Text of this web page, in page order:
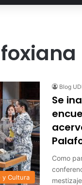
y Cultura
Blog
Se
Como